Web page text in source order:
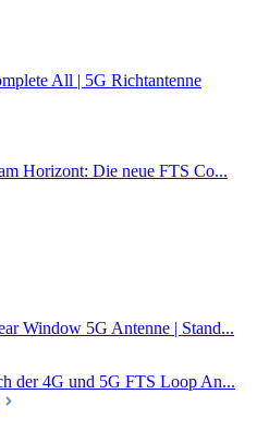
All | 5G Richtantenne
Horizont: Die neue FTS Co...
Window 5G Antenne | Stand...
der 4G und 5G FTS Loop An...